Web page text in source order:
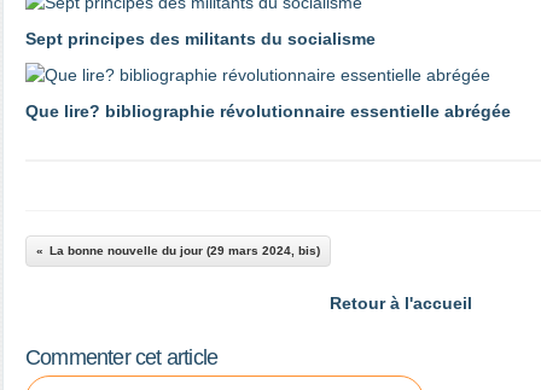
Sept principes des militants du socialisme
Que lire? bibliographie révolutionnaire essentielle abrégée
La bonne nouvelle du jour (29 mars 2024, bis)
Retour à l'accueil
Commenter cet article